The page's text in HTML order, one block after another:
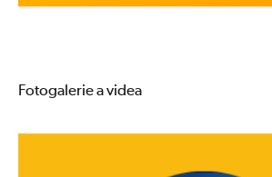
Fotogalerie a videa